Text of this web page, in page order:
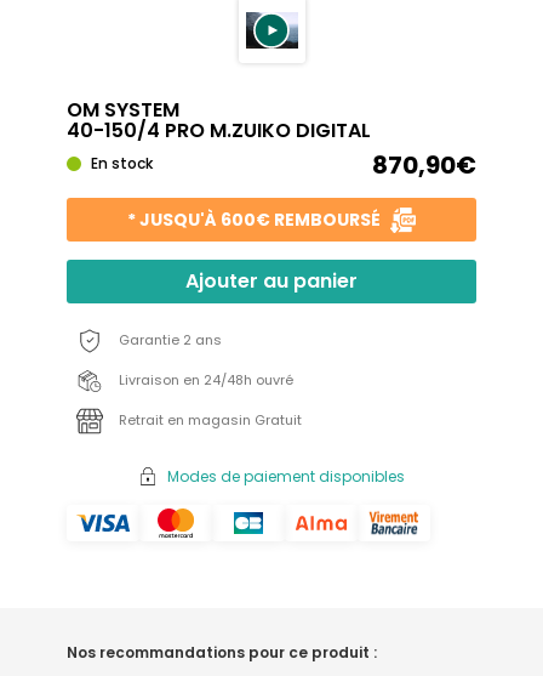
OM SYSTEM
40-150/4 PRO M.ZUIKO DIGITAL
En stock 870,90€
* JUSQU'À 600€ REMBOURSÉ
Ajouter au panier
Garantie 2 ans
Livraison en 24/48h ouvré
Retrait en magasin Gratuit
Modes de paiement disponibles
Nos recommandations pour ce produit :